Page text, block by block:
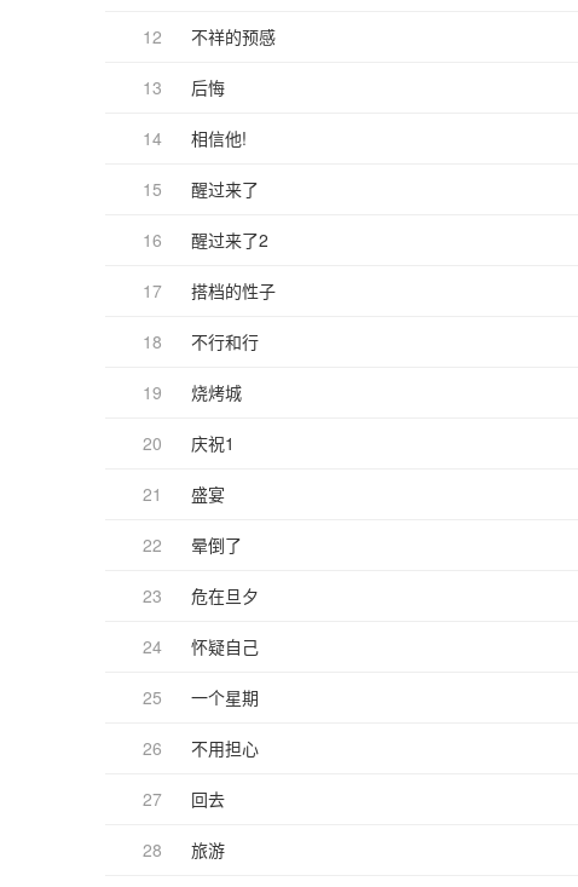
12 不祥的预感
13 后悔
14 相信他!
15 醒过来了
16 醒过来了2
17 搭档的性子
18 不行和行
19 烧烤城
20 庆祝1
21 盛宴
22 晕倒了
23 危在旦夕
24 怀疑自己
25 一个星期
26 不用担心
27 回去
28 旅游